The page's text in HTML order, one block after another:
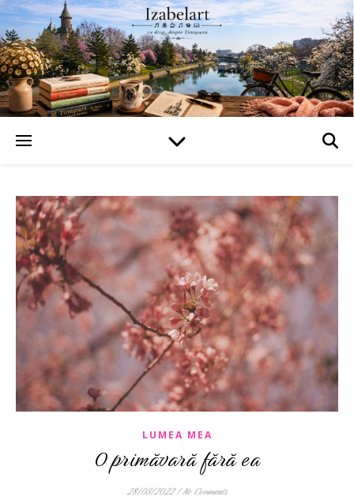
LUMEA MEA
O primăvară fără ea
28/03/2022 /No Comments